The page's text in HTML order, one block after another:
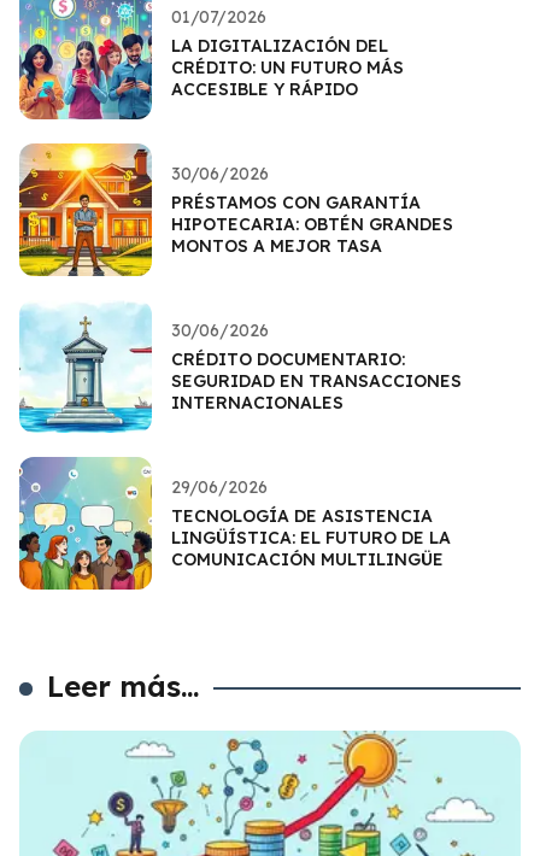
01/07/2026
LA DIGITALIZACIÓN DEL
CRÉDITO: UN FUTURO MÁS
ACCESIBLE Y RÁPIDO
30/06/2026
PRÉSTAMOS CON GARANTÍA
HIPOTECARIA: OBTÉN GRANDES
MONTOS A MEJOR TASA
30/06/2026
CRÉDITO DOCUMENTARIO:
SEGURIDAD EN TRANSACCIONES
INTERNACIONALES
29/06/2026
TECNOLOGÍA DE ASISTENCIA
LINGÜÍSTICA: EL FUTURO DE LA
COMUNICACIÓN MULTILINGÜE
Leer más...